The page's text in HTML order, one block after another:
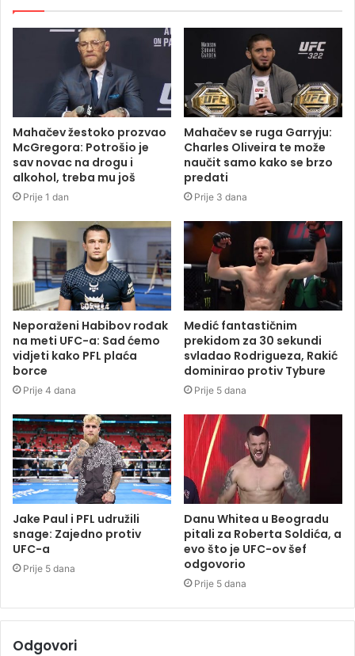
Mahačev žestoko prozvao
McGregora: Potrošio je
sav novac na drogu i
alkohol, treba mu još
Prije 1 dan
Mahačev se ruga Garryju:
Charles Oliveira te može
naučit samo kako se brzo
predati
Prije 3 dana
Neporaženi Habibov rođak
na meti UFC-a: Sad ćemo
vidjeti kako PFL plaća
borce
Prije 4 dana
Medić fantastičnim
prekidom za 30 sekundi
svladao Rodrigueza, Rakić
dominirao protiv Tybure
Prije 5 dana
Jake Paul i PFL udružili
snage: Zajedno protiv
UFC-a
Prije 5 dana
Danu Whitea u Beogradu
pitali za Roberta Soldića, a
evo što je UFC-ov šef
odgovorio
Prije 5 dana
Odgovori